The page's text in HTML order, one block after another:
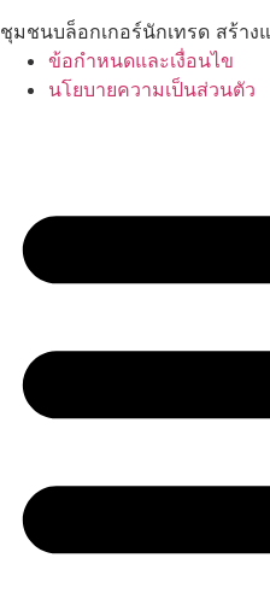
ชุมชนบล็อกเกอร์นักเทรด สร้าง
ข้อกำหนดและเงื่อนไข
นโยบายความเป็นส่วนตัว